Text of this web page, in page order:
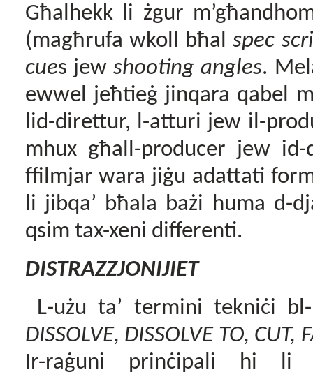
Għalhekk li żgur
(magħrufa wkoll bħalspec
cues jewshooting angles.
ewwel jeħtieġ jinqara qabel
lid-direttur, l-atturi jew il-
mhux għall-producer jew
ffilmjar wara jiġu adattati
li jibqa’ bħala bażi huma d-
qsim tax-xeni differenti.
DISTRAZZJONIJIET
L-użu ta’ termini tekniċi
DISSOLVE, DISSOLVE TO, CUT,
Ir-raġuni prinċipali hi li